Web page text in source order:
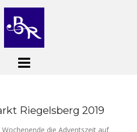
Riegelsberg 2019
die Adventszeit auf